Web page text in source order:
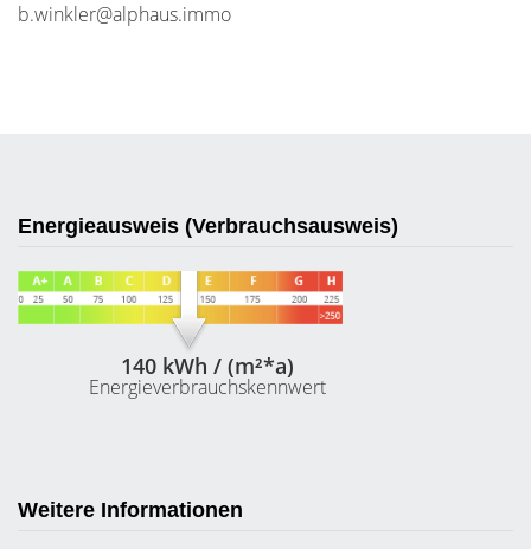
b.winkler@alphaus.immo
Energieausweis (Verbrauchsausweis)
140 kWh / (m²*a)
Energieverbrauchskennwert
Weitere Informationen